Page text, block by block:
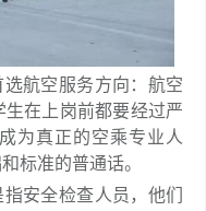
航空服务方向：航空
在上岗前都要经过严
为真正的空乘专业人
标准的普通话。
安全检查人员，他们